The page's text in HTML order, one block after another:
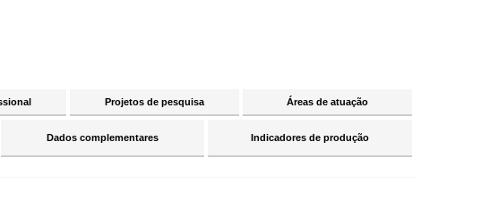
Projetos de pesquisa Áreas de atuação
Dados complementares Indicadores de produção